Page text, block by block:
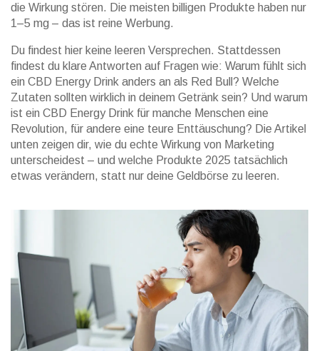
die Wirkung stören. Die meisten billigen Produkte haben nur
1–5 mg – das ist reine Werbung.
Du findest hier keine leeren Versprechen. Stattdessen
findest du klare Antworten auf Fragen wie: Warum fühlt sich
ein CBD Energy Drink anders an als Red Bull? Welche
Zutaten sollten wirklich in deinem Getränk sein? Und warum
ist ein CBD Energy Drink für manche Menschen eine
Revolution, für andere eine teure Enttäuschung? Die Artikel
unten zeigen dir, wie du echte Wirkung von Marketing
unterscheidest – und welche Produkte 2025 tatsächlich
etwas verändern, statt nur deine Geldbörse zu leeren.